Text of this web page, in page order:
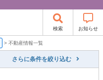
検索 お知らせ
> 不動産情報一覧
さらに条件を絞り込む